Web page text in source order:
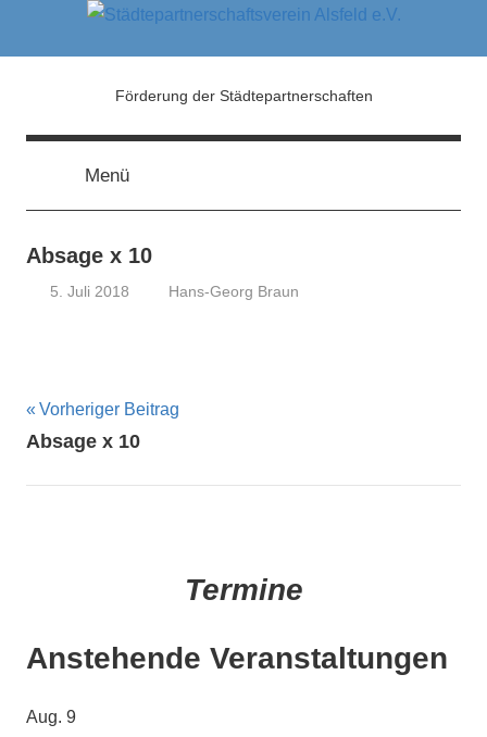
Alsfeld
e.V.
Förderung der Städtepartnerschaften
Menü
Absage x 10
5. Juli 2018 Hans-Georg Braun
Beitragsnavigation
Vorheriger Beitrag
Absage x 10
Termine
Anstehende Veranstaltungen
Aug. 9